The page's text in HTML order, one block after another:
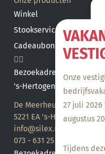
Onze
27 juli
augustus
Tijdens
Winkel
Stookservice
Cadeaubon saldo
Bezoekadres
's-Hertogenbosch
De Meerheuvel 21
5221 EA 's-Hertogenbosch
info@silex.nl
073 - 631 25 28